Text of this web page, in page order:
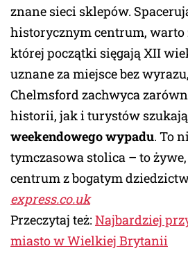
znane sieci sklepów.
historycznym centrum, warto
której początki sięgają XII
uznane za miejsce bez
Chelmsford zachwyca
historii, jak i turystów
weekendowego wypadu. To
tymczasowa stolica – to
centrum z bogatym
express.co.uk
Przeczytaj też: Najbardziej
miasto w Wielkiej Brytanii